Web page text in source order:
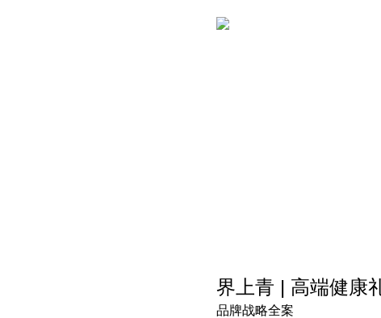
界上青 | 高端健康
品牌战略全案